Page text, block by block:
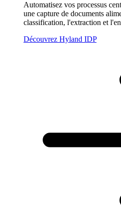
Automatisez vos processus
une capture de documents
classification, l'extraction et
Découvrez Hyland IDP